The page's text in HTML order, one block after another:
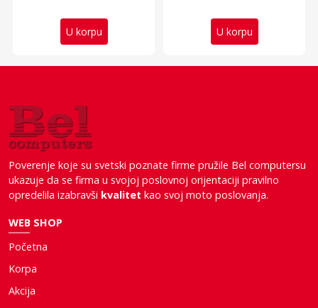
U korpu U korpu
Poverenje koje su svetski poznate firme pružile Bel computersu
ukazuje da se firma u svojoj poslovnoj orijentaciji pravilno
opredelila izabravši kvalitet kao svoj moto poslovanja.
WEB SHOP
Početna
Korpa
Akcija